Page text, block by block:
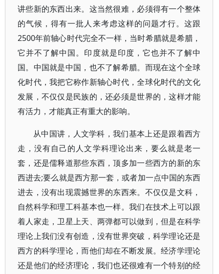
讲些新的东西出来。这当然很难，必须得有一个整体
的气候，得有一批人来考虑这样的问题才行。这跟
2500年前轴心时代完全不一样，当时希腊就是希腊，
它并不了解中国。印度就是印度，它也并不了解中
国。中国就是中国，也不了解希腊。而现在这个全球
化时代，我把它称作新轴心时代，全球化时代的文化
发展，不仅仅是民族的，还必须是世界的，这样才能
有活力，才能真正有重大的影响。
从中国讲，人文学科，我们基本上还是跟着西方
走，没有自己的人文学科理论出来，要么就是老一
套，还是儒释道那些东西，顶多加一些西方的新的东
西进去;要么就是西方那一套，或者加一点中国的东西
进去，没有出现震撼世界的东西来。不仅仅是文科，
自然科学和理工科基本也一样。我们在技术上可以跟
着人家走，卫星上天、两弹都可以做到，但是在科学
理论上我们没有创造，没有世界突破，科学理论还是
西方的科学理论，而他们却在不断发展。经济学理论
还是他们的经济理论，我们也还很难有一个特别的经